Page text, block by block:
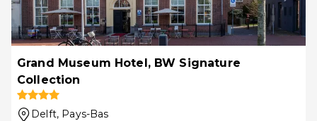
Grand Museum Hotel, BW Signature
Collection
Delft, Pays-Bas